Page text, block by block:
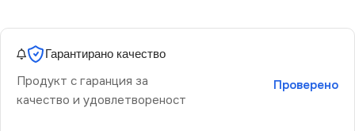
Гарантирано качество
Продукт с гаранция за
качество и удовлетвореност
Проверено